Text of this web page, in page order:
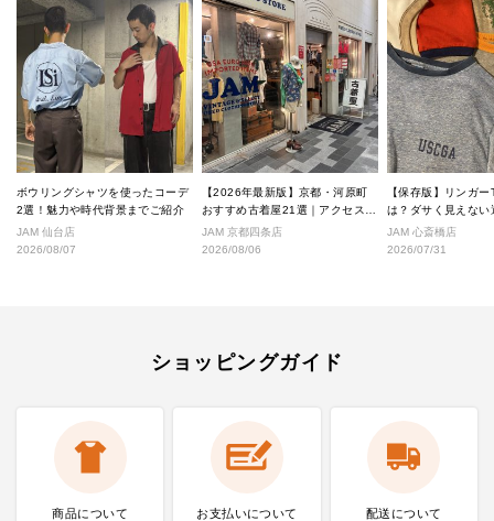
ボウリングシャツを使ったコーデ
2選！魅力や時代背景までご紹介
JAM 仙台店
2026/08/07
【2026年最新版】京都・河原町
おすすめ古着屋21選｜アクセス良
好な絶対行くべきショップ厳選！
JAM 京都四条店
2026/08/06
【保存版】リンガ
は？ダサく見えない
なし完全ガイド
JAM 心斎橋店
2026/07/31
ショッピングガイド
商品について お支払いについて 配送について